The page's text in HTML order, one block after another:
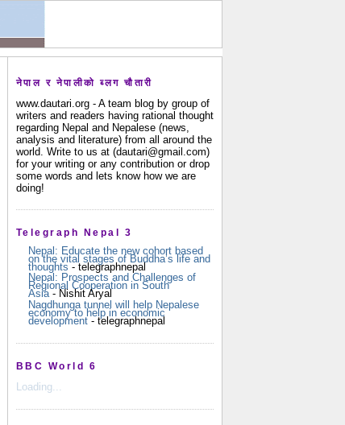
नेपाल र नेपालीको ब्लग चौतारी
www.dautari.org - A team blog by group of
writers and readers having rational thought
regarding Nepal and Nepalese (news,
analysis and literature) from all around the
world. Write to us at (dautari@gmail.com)
for your writing or any contribution or drop
some words and lets know how we are
doing!
Telegraph Nepal 3
Nepal: Educate the new cohort based
on the vital stages of Buddha’s life and
thoughts - telegraphnepal
Nepal: Prospects and Challenges of
Regional Cooperation in South
Asia- Nishit Aryal
Nagdhunga tunnel will help Nepalese
economy to help in economic
development - telegraphnepal
BBC World 6
Loading...